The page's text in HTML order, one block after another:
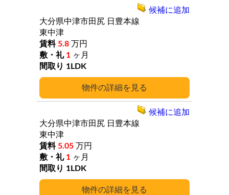
詳細
大分県中津市田尻 日豊本線
東中津
5.8 万円
1 ヶ月
1LDK
候補に追加
詳細
大分県中津市田尻 日豊本線
東中津
5.05 万円
1 ヶ月
1LDK
候補に追加